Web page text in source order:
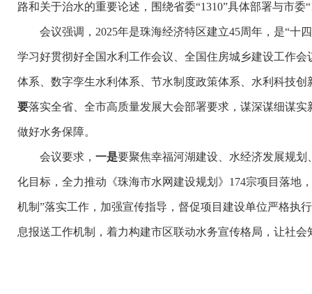
路和关于治水的重要论述，围绕省委“1310”具体部署与市
会议强调，2025年是珠海经济特区建立45周年，是“十
学习好贯彻好全国水利工作会议、全国住房城乡建设工作
体系、数字孪生水利体系、节水制度政策体系、水利科技
要落实全省、全市高质量发展大会部署要求，谋深谋细谋
做好水务保障。
会议要求， 一是要聚焦幸福河湖建设、水经济发展规
化目标，全力推动《珠海市水网建设规划》174宗项目落地
机制”落实工作，加强宣传指导，督促项目建设单位严格执
息报送工作机制，着力构建市区联动水务宣传格局，让社